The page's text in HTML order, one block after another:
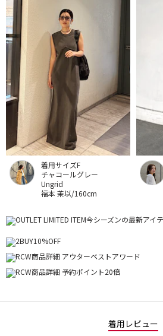
着用サイズF
チャコールグレー
Ungrid
福本 茉以/160cm
着用レビュー